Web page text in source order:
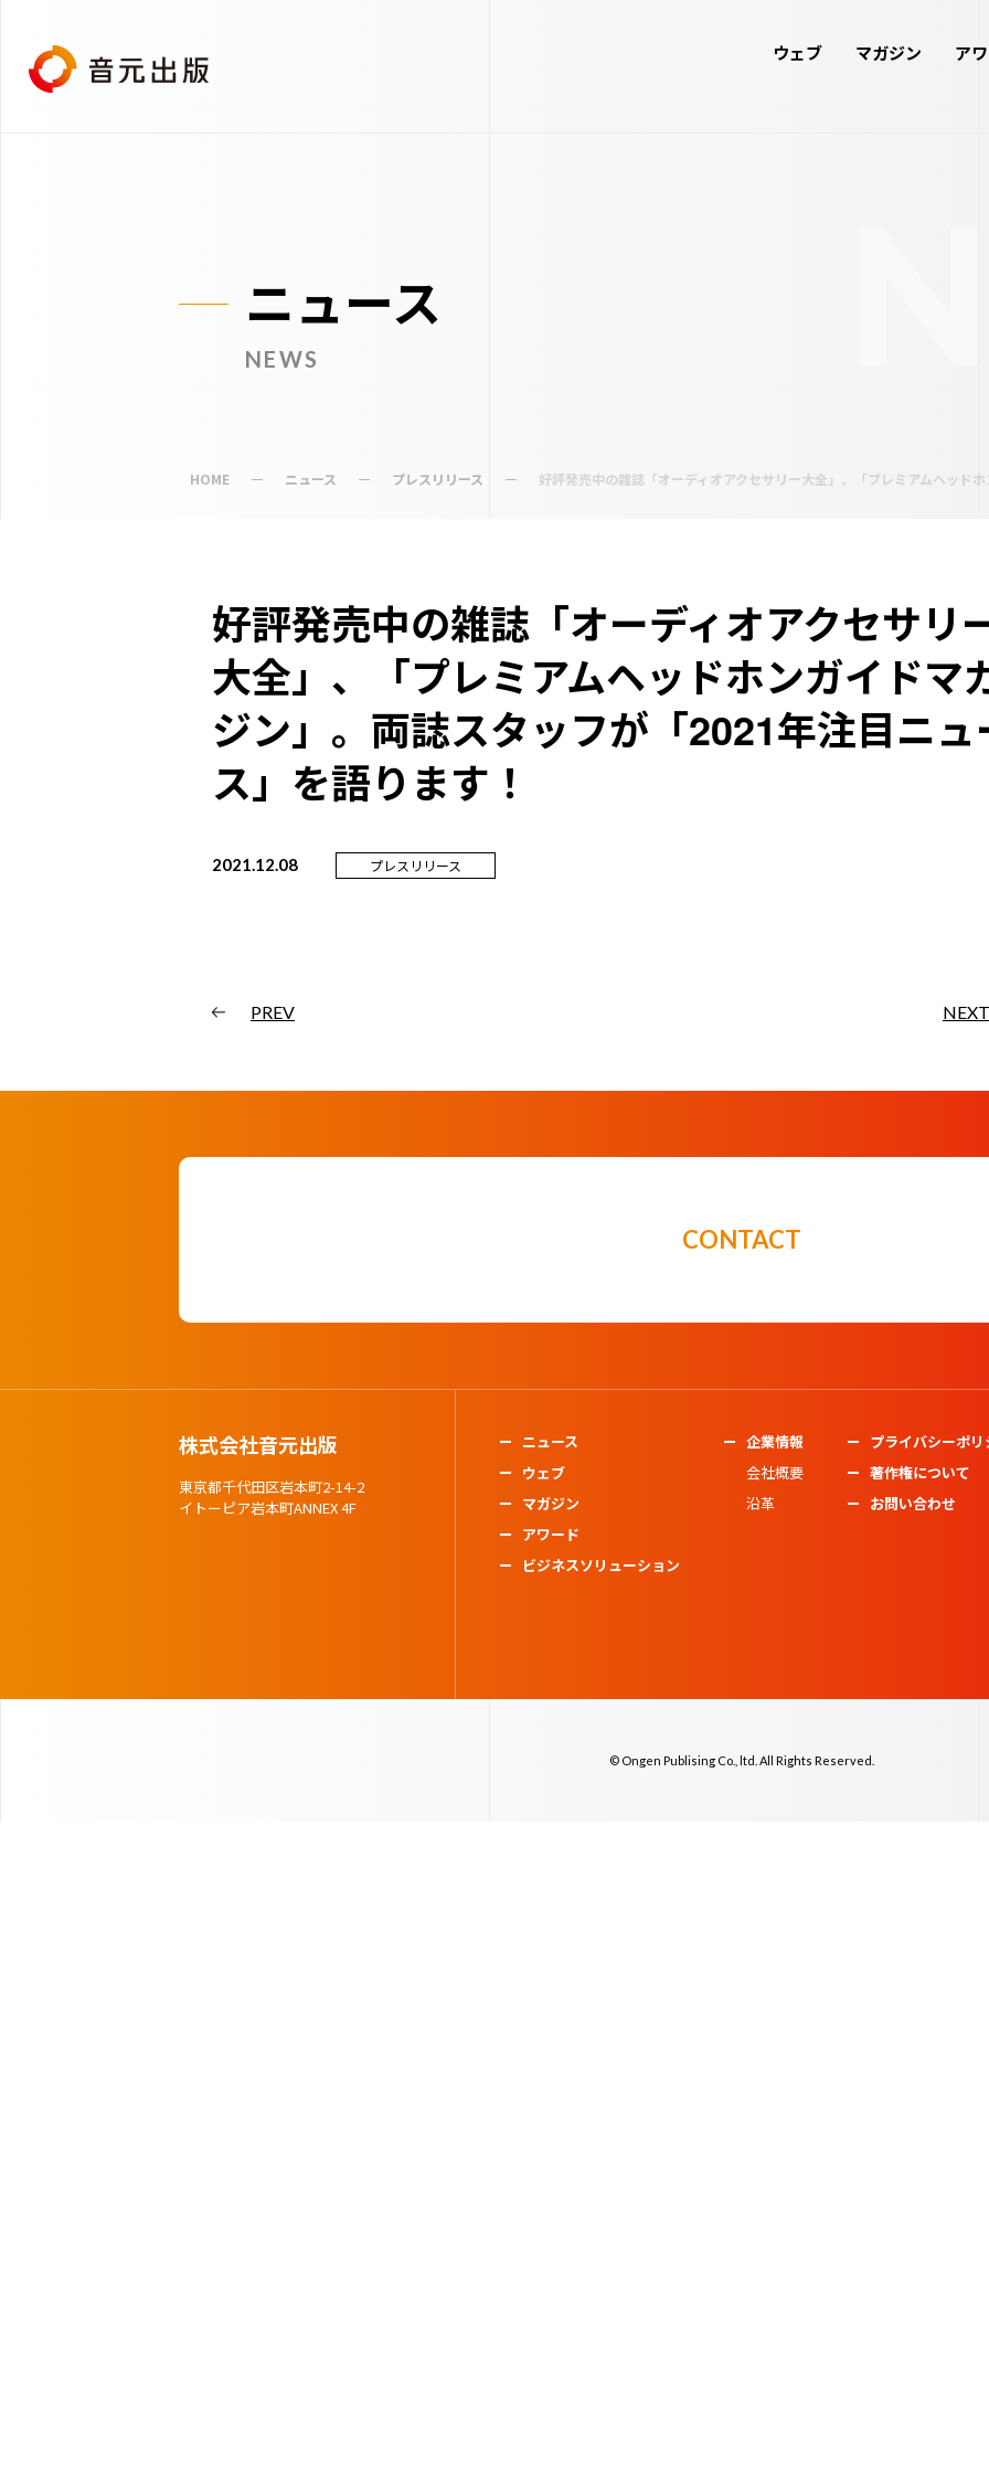
ウェブ マガジン ア
ニュース
NEWS
HOME ニュース プレスリリース 好評発売中の雑誌「オーディオアクセサリー大全」、「プレミアムヘッド
好評発売中の雑誌「オーディオアクセサリ
大全」、「プレミアムヘッドホンガイドマ
ジン」。両誌スタッフが「2021年注目ニュ
ス」を語ります！
2021.12.08 プレスリリース
PREV NEXT
CONTACT
株式会社音元出版
東京都千代田区岩本町2-14-2
イトーピア岩本町ANNEX 4F
ニュース
ウェブ
マガジン
アワード
ビジネスソリューション
企業情報
会社概要
沿革
プライバシーポリ
著作権について
お問い合わせ
© Ongen Publising Co., ltd. All Rights Reserved.